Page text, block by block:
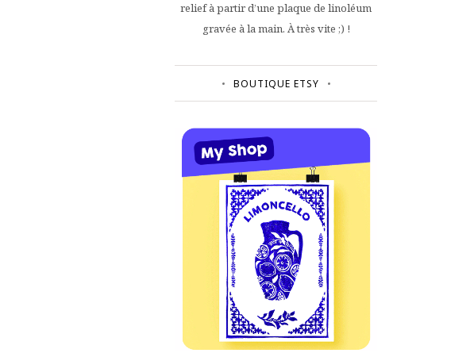
relief à partir d’une plaque de linoléum
gravée à la main. À très vite ;) !
BOUTIQUE ETSY